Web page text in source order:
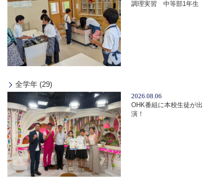
調理実習 中等部1年生
全学年 (29)
2026.08.06
OHK番組に本校生徒が出
演！